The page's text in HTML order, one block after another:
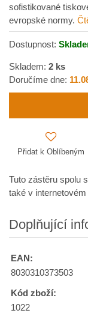
sofistikované
evropské normy.
Dostupnost:
Skladem: 2 ks
Doručíme dne:
Přidat k Oblíbeným
Tuto zástěru spolu
také v
Doplňující
EAN:
8030310373503
Kód zboží:
1022